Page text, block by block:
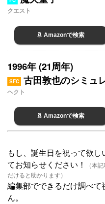
クエスト
Amazonで検索
1996年 (21周年)
SFC 古田敦也のシミュ
ヘクト
Amazonで検索
もし、誕生日を祝って欲し
てお知らせください！
（本
だけると助かります）
編集部でできるだけ調べ
ん。